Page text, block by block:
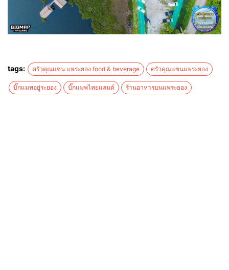
tags: ครัวคุณแซน แพระยอง food & beverage ครัวคุณแซนแพระยอง
บิ๊กแมพอยู่ระยอง บิ๊กแมพไทยแลนด์ ร้านอาหารบนแพระยอง